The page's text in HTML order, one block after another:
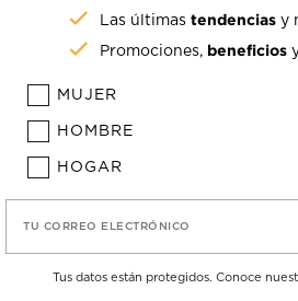
Las últimastendencias y
Promociones, beneficios
MUJER
HOMBRE
HOGAR
TU CORREO ELECTRÓNICO
Tus datos están protegidos. Conoce